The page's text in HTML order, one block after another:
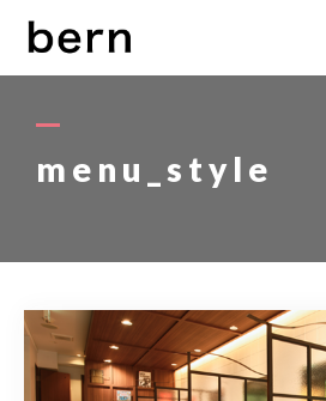
menu_style
ABOUT US
BLOG